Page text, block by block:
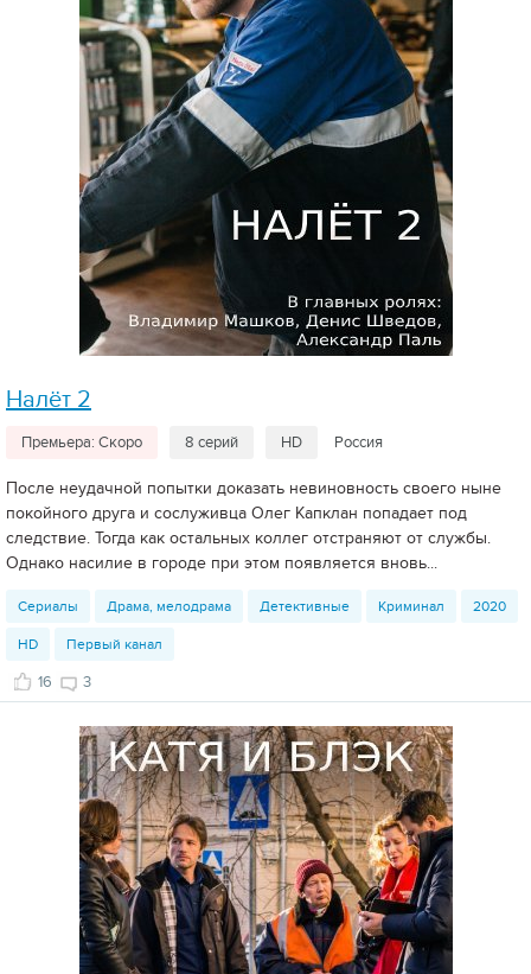
Налёт 2
Премьера: Скоро 8 серий HD Россия
После неудачной попытки доказать невиновность своего ныне
покойного друга и сослуживца Олег Капклан попадает под
следствие. Тогда как остальных коллег отстраняют от службы.
Однако насилие в городе при этом появляется вновь...
Сериалы Драма, мелодрама Детективные Криминал 2020
HD Первый канал
16 3